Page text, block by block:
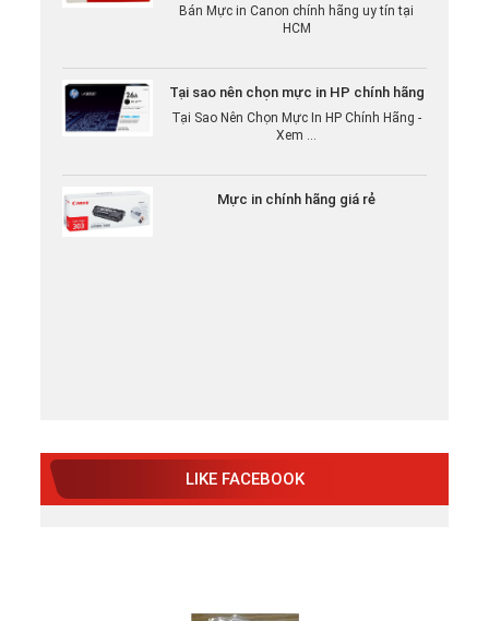
HCM
Tại Sao Nên Chọn Mực In HP Chính Hãng -
Xem ...
LIKE FACEBOOK